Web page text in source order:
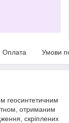
Оплата Умови
геосинтетичним
отриманим
скріплених